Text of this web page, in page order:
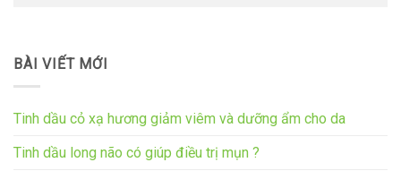
BÀI VIẾT MỚI
Tinh dầu cỏ xạ hương giảm viêm và dưỡng ẩm cho da
Tinh dầu long não có giúp điều trị mụn ?